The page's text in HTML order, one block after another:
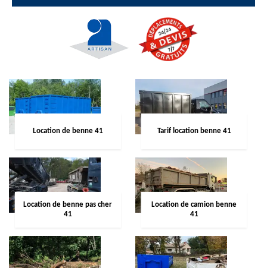
Location de benne 41 Tarif location benne 41
Location de benne pas cher
41
Location de camion benne
41